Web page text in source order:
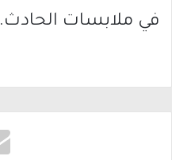
في ملابسات الحادث.